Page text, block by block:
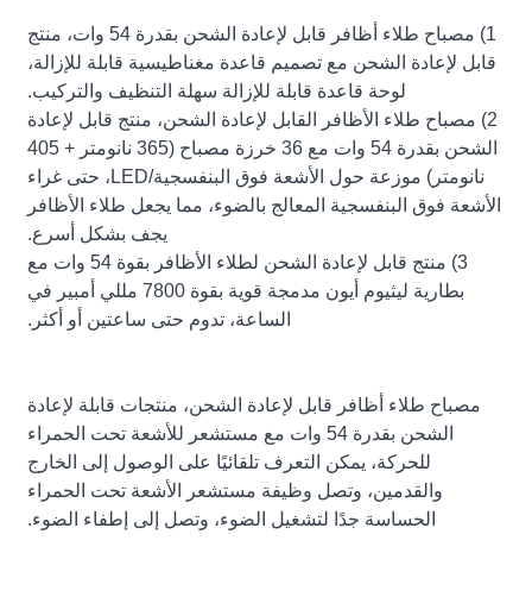
1) مصباح طلاء أظافر قابل لإعادة الشحن بقدرة 54 وات، منتج
قابل لإعادة الشحن مع تصميم قاعدة مغناطيسية قابلة للإزالة،
لوحة قاعدة قابلة للإزالة سهلة التنظيف والتركيب.
2) مصباح طلاء الأظافر القابل لإعادة الشحن، منتج قابل لإعادة
الشحن بقدرة 54 وات مع 36 خرزة مصباح (365 نانومتر + 405
نانومتر) موزعة حول الأشعة فوق البنفسجية/LED، حتى غراء
الأشعة فوق البنفسجية المعالج بالضوء، مما يجعل طلاء الأظافر
يجف بشكل أسرع.
3) منتج قابل لإعادة الشحن لطلاء الأظافر بقوة 54 وات مع
بطارية ليثيوم أيون مدمجة قوية بقوة 7800 مللي أمبير في
الساعة، تدوم حتى ساعتين أو أكثر.
مصباح طلاء أظافر قابل لإعادة الشحن، منتجات قابلة لإعادة
الشحن بقدرة 54 وات مع مستشعر للأشعة تحت الحمراء
للحركة، يمكن التعرف تلقائيًا على الوصول إلى الخارج
والقدمين، وتصل وظيفة مستشعر الأشعة تحت الحمراء
الحساسة جدًا لتشغيل الضوء، وتصل إلى إطفاء الضوء.